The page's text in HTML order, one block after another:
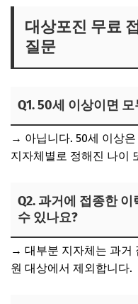
대상포진 무료
질문
Q1. 50세 이상이면
→ 아닙니다. 50세 이상
지자체별로 정해진 나이
Q2. 과거에 접종한
수 있나요?
→ 대부분 지자체는 과거
원 대상에서 제외합니다.